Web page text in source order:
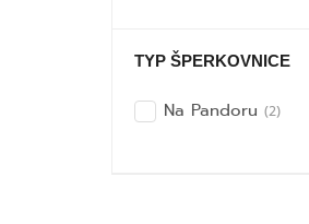
TYP ŠPERKOVNICE
Na Pandoru (2)